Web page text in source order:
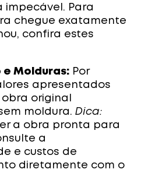
impecável. Para
chegue exatamente
confira estes
Molduras: Por
apresentados
original
moldura. Dica:
a obra pronta para
a
e custos de
diretamente com o